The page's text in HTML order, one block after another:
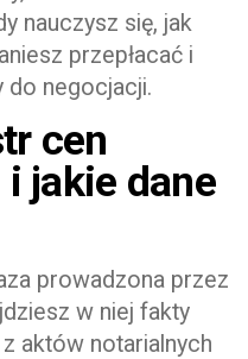
nauczysz się, jak
przepłacać i
do negocjacji.
cen
jakie dane
prowadzona przez
w niej fakty
aktów notarialnych